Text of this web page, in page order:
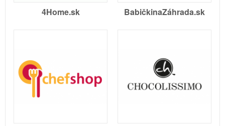
4Home.sk BabičkinaZáhrada.sk